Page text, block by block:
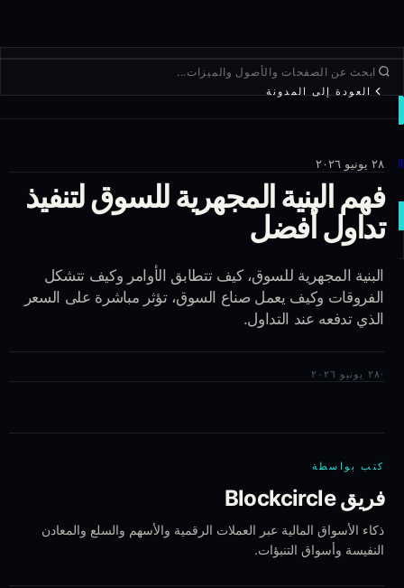
المنتجات
المزيد
صفقة جديدة
تسجيل الدخول التسجيل
العودة إلى المدونة
٢٨ يونيو ٢٠٢٦
فهم البنية المجهرية للسوق لتنفيذ
تداول أفضل
البنية المجهرية للسوق، كيف تتطابق الأوامر وكيف تتشكل
الفروقات وكيف يعمل صناع السوق، تؤثر مباشرة على السعر
الذي تدفعه عند التداول.
·٢٨ يونيو ٢٠٢٦
كتب بواسطة
فريق Blockcircle
ذكاء الأسواق المالية عبر العملات الرقمية والأسهم والسلع والمعادن
النفيسة وأسواق التنبؤات.